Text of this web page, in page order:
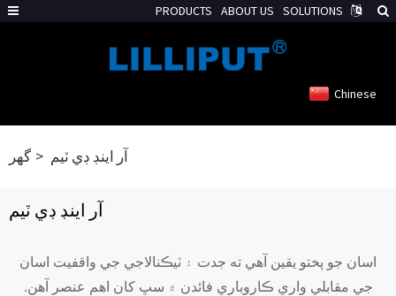
Chinese
گھر آر اينڊ ڊي ٽيم
آر اينڊ ڊي ٽيم
اسان جو پختو يقين آهي ته جدت ۽ ٽيڪنالاجي جي واقفيت اسان
جي مقابلي واري ڪاروباري فائدن ۾ سڀ کان اهم عنصر آهن.
PRODUCTS ABOUT US SOLUTIONS